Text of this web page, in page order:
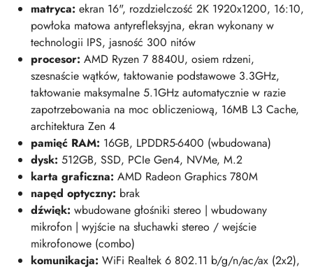
matryca: ekran 16", rozdzielczość 2K 1920x1200, 16:10,
powłoka matowa antyrefleksyjna, ekran wykonany w
technologii IPS, jasność 300 nitów
procesor: AMD Ryzen 7 8840U, osiem rdzeni,
szesnaście wątków, taktowanie podstawowe 3.3GHz,
taktowanie maksymalne 5.1GHz automatycznie w razie
zapotrzebowania na moc obliczeniową, 16MB L3 Cache,
architektura Zen 4
pamięć RAM: 16GB, LPDDR5-6400 (wbudowana)
dysk: 512GB, SSD, PCIe Gen4, NVMe, M.2
karta graficzna: AMD Radeon Graphics 780M
napęd optyczny: brak
dźwięk: wbudowane głośniki stereo | wbudowany
mikrofon | wyjście na słuchawki stereo / wejście
mikrofonowe (combo)
komunikacja: WiFi Realtek 6 802.11 b/g/n/ac/ax (2x2),